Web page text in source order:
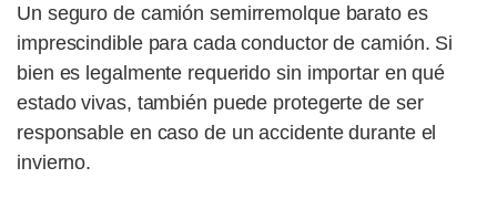
Un seguro de camión semirremolque barato es
imprescindible para cada conductor de camión. Si
bien es legalmente requerido sin importar en qué
estado vivas, también puede protegerte de ser
responsable en caso de un accidente durante el
invierno.